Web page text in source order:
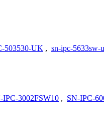
503530-UK , sn-ipc-5633sw-
IPC-3002FSW10 , SN-IPC-